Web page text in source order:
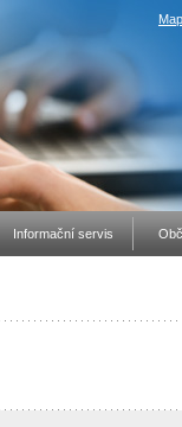
Informační servis